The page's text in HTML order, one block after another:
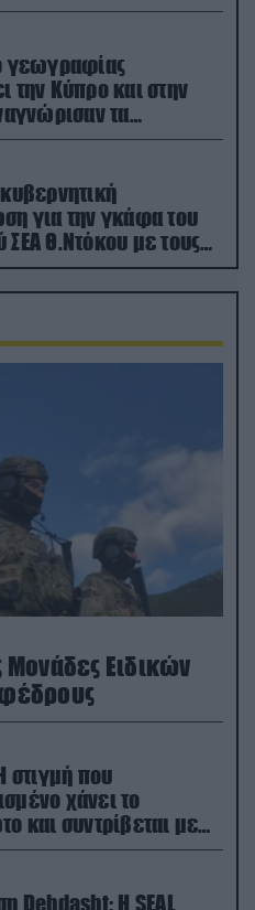
γεωγραφίας
την Κύπρο και στην
τα
(φωτο)
για την γκάφα του
ΣΕΑ Θ.Ντόκου με τους
Μονάδες Ειδικών
στιγμή που
χάνει το
και συντρίβεται με
(βίντεο)
Dehdasht: Η SEAL